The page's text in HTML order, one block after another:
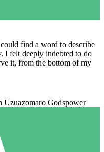
find a word to describe
I felt deeply indebted to do
it, from the bottom of my
Uzuazomaro Godspower